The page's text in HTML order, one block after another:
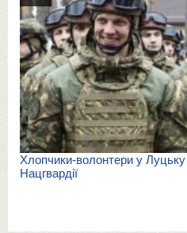
Хлопчики-волонтери у Луцьку
Нацгвардії